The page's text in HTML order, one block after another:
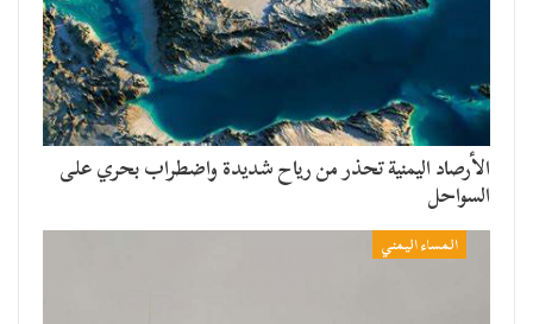
الأرصاد اليمنية تحذر من رياح شديدة واضطراب بحري على
السواحل
المساء اليمني